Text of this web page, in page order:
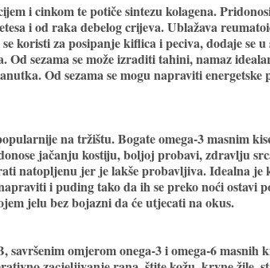
i cinkom te potiče sintezu kolagena.
i od raka debelog crijeva. Ublažava
koristi za posipanje kiflica i peciva, dodaje se
sezama se može izraditi tahini, namaz
Od sezama se mogu napraviti energetske
na tržištu. Bogate omega-3 masnim
jačanju kostiju, boljoj probavi, zdravlju
natopljenu jer je lakše probavljiva. Idealna je
i puding tako da ih se preko noći ostavi
jelu bez bojazni da će utjecati na okus.
savršenim omjerom onega-3 i omega-6 masnih